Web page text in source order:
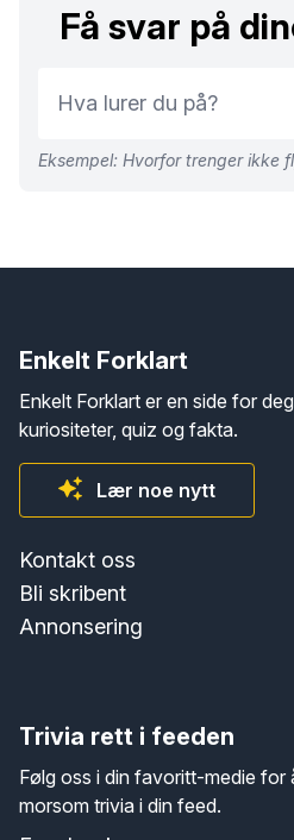
Få svar på
Eksempel: Hvorfor trenger ikke
Enkelt Forklart
Enkelt Forklart er en side for
kuriositeter, quiz og fakta.
Lær noe nytt
Kontakt oss
Bli skribent
Annonsering
Trivia rett i feeden
Følg oss i din favoritt-medie for
morsom trivia i din feed.